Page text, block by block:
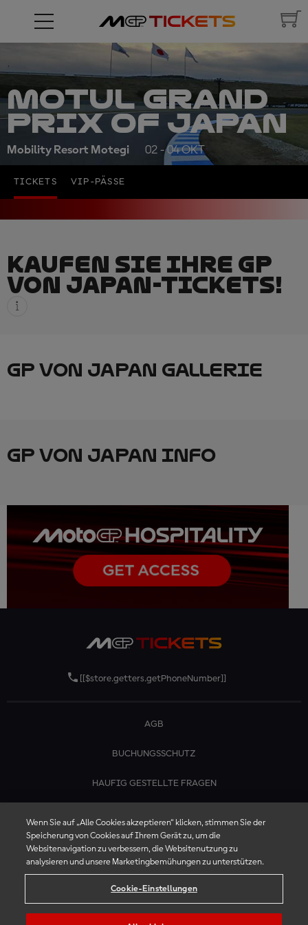
MOTUL GRAND
PRIX OF JAPAN
Mobility Resort Motegi 02 - 04 OKT
TICKETS VIP-PÄSSE
KAUFEN SIE IHRE GP
VON JAPAN-TICKETS!
GP VON JAPAN GALLERIE
GP VON JAPAN INFO
[[$store.getters.getPhoneNumber]]
AGB
BUCHUNGSSCHUTZ
HAUFIG GESTELLTE FRAGEN
Wenn Sie auf „Alle Cookies akzeptieren“ klicken, stimmen Sie der
Speicherung von Cookies auf Ihrem Gerät zu, um die
Websitenavigation zu verbessern, die Websitenutzung zu
analysieren und unsere Marketingbemühungen zu unterstützen.
Cookie-Einstellungen